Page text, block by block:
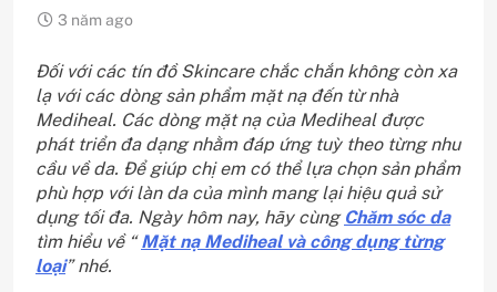
3 năm ago
Đối với các tín đồ Skincare chắc chắn không còn xa
lạ với các dòng sản phẩm mặt nạ đến từ nhà
Mediheal. Các dòng mặt nạ của Mediheal được
phát triển đa dạng nhằm đáp ứng tuỳ theo từng nhu
cầu về da. Để giúp chị em có thể lựa chọn sản phẩm
phù hợp với làn da của mình mang lại hiệu quả sử
dụng tối đa. Ngày hôm nay, hãy cùng Chăm sóc da
tìm hiểu về “Mặt nạ Mediheal và công dụng từng
loại” nhé.